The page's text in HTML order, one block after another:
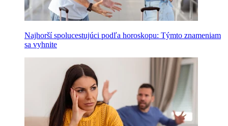
Najhorší spolucestujúci podľa horoskopu: Týmto znameniam
sa vyhnite